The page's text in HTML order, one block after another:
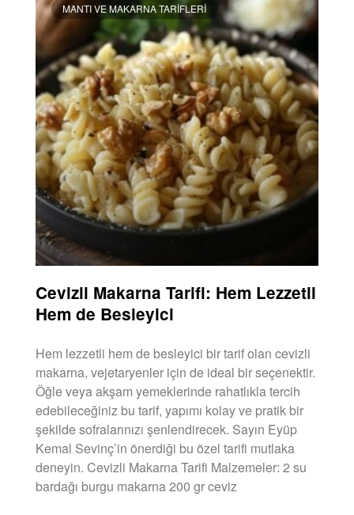
MANTI VE MAKARNA TARIFLERI
Cevizli Makarna Tarifi: Hem Lezzetli
Hem de Besleyici
Hem lezzetli hem de besleyici bir tarif olan cevizli
makarna, vejetaryenler için de ideal bir seçenektir.
Öğle veya akşam yemeklerinde rahatlıkla tercih
edebileceğiniz bu tarif, yapımı kolay ve pratik bir
şekilde sofralarınızı şenlendirecek. Sayın Eyüp
Kemal Sevinç’in önerdiği bu özel tarifi mutlaka
deneyin. Cevizli Makarna Tarifi Malzemeler: 2 su
bardağı burgu makarna 200 gr ceviz